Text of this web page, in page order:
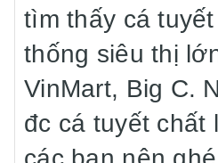
tìm thấy cá
thống siêu thị
VinMart, Big C.
đc cá tuyết chất